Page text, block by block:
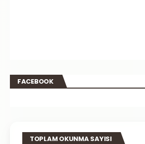
FACEBOOK
TOPLAM OKUNMA SAYISI